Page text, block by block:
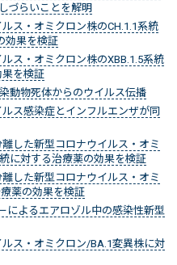
づらいことを解明
ス・オミクロン株のCH.1.1系統
効果を検証
ス・オミクロン株のXBB.1.5系統
果を検証
動物死体からのウイルス伝播
ス感染症とインフルエンザが同
した新型コロナウイルス・オミ
に対する治療薬の効果を検証
した新型コロナウイルス・オミ
薬の効果を検証
によるエアロゾル中の感染性新型
ス・オミクロン/BA.1変異株に対